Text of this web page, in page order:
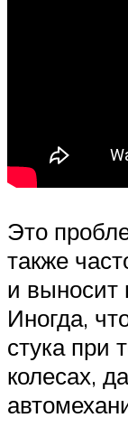
Это
также
и выносит
Иногда,
стука при
колесах,